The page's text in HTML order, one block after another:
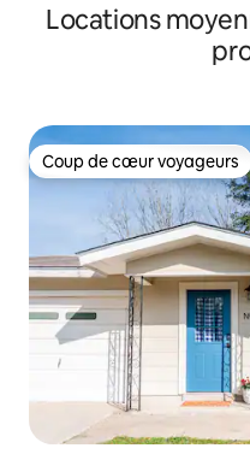
Locations
Coup de cœur voyageurs
Coup de cœur voyageurs